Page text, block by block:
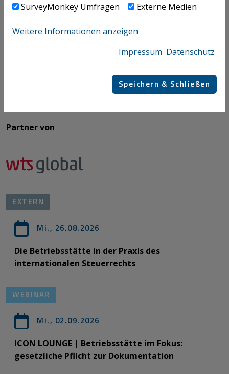
Telefon: +43 / 732 / 69412 - DW
​​​​​​​Email:office@­icon.at
Partner von​​​​​​
EXTERN
Mi., 26.08.2026
Die Betriebsstätte in der Praxis des
internationalen Steuerrechts
WEBINAR
Mi., 02.09.2026
ICON LOUNGE | Betriebsstätte im Fokus:
gesetzliche Pflicht zur Dokumentation
SurveyMonkey Umfragen
Externe Medien
Weitere Informationen anzeigen
Impressum Datenschutz
Speichern & Schließen